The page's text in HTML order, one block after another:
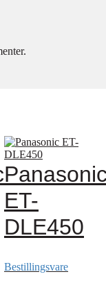
ET-
DLE450
Bestillingsvare